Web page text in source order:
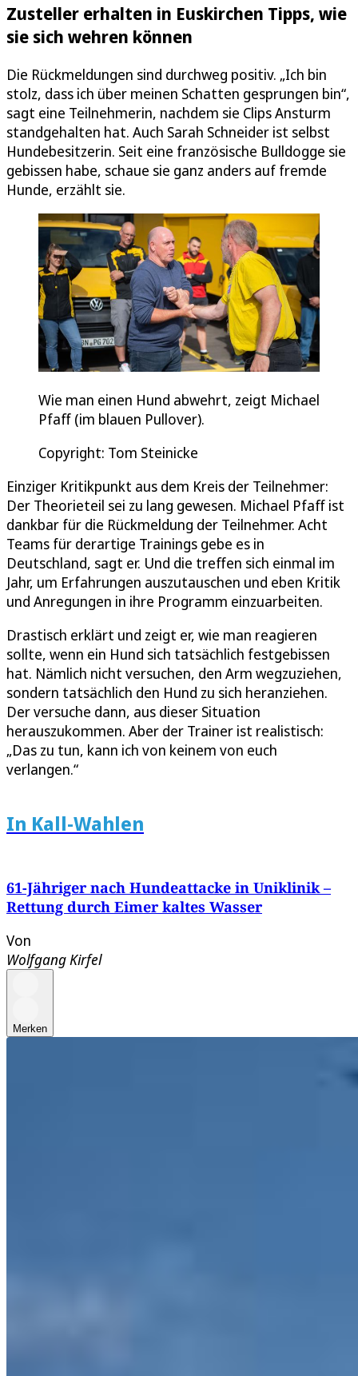
Zusteller erhalten in Euskirchen Tipps, wie
sie sich wehren können
Die Rückmeldungen sind durchweg positiv. „Ich bin
stolz, dass ich über meinen Schatten gesprungen bin“,
sagt eine Teilnehmerin, nachdem sie Clips Ansturm
standgehalten hat. Auch Sarah Schneider ist selbst
Hundebesitzerin. Seit eine französische Bulldogge sie
gebissen habe, schaue sie ganz anders auf fremde
Hunde, erzählt sie.
Wie man einen Hund abwehrt, zeigt Michael
Pfaff (im blauen Pullover).
Copyright: Tom Steinicke
Einziger Kritikpunkt aus dem Kreis der Teilnehmer:
Der Theorieteil sei zu lang gewesen. Michael Pfaff ist
dankbar für die Rückmeldung der Teilnehmer. Acht
Teams für derartige Trainings gebe es in
Deutschland, sagt er. Und die treffen sich einmal im
Jahr, um Erfahrungen auszutauschen und eben Kritik
und Anregungen in ihre Programm einzuarbeiten.
Drastisch erklärt und zeigt er, wie man reagieren
sollte, wenn ein Hund sich tatsächlich festgebissen
hat. Nämlich nicht versuchen, den Arm wegzuziehen,
sondern tatsächlich den Hund zu sich heranziehen.
Der versuche dann, aus dieser Situation
herauszukommen. Aber der Trainer ist realistisch:
„Das zu tun, kann ich von keinem von euch
verlangen.“
In Kall-Wahlen
61-Jähriger nach Hundeattacke in Uniklinik –
Rettung durch Eimer kaltes Wasser
Von
Wolfgang Kirfel
Merken